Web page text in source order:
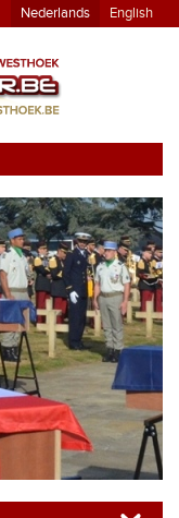
Nederlands English